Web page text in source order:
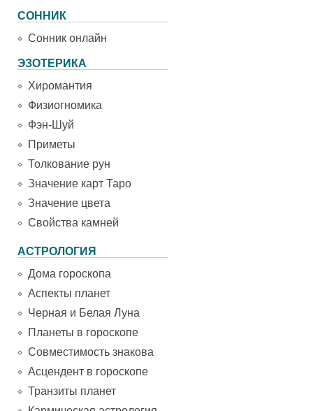
СОННИК
Сонник онлайн
ЭЗОТЕРИКА
Хиромантия
Физиогномика
Фэн-Шуй
Приметы
Толкование рун
Значение карт Таро
Значение цвета
Свойства камней
АСТРОЛОГИЯ
Дома гороскопа
Аспекты планет
Черная и Белая Луна
Планеты в гороскопе
Совместимость знакова
Асцендент в гороскопе
Транзиты планет